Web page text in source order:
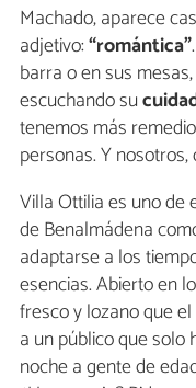
Machado, aparece
adjetivo:“romántica”
barra o en sus
escuchando su
tenemos más
personas. Y
Villa Ottilia es uno de
de Benalmádena
adaptarse a los
esencias. Abierto en
fresco y lozano que
a un público que
noche a gente de